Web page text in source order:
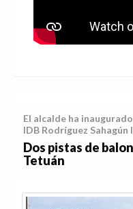
El alcalde ha
IDB Rodríguez Sahagún
Dos pistas de
Tetuán